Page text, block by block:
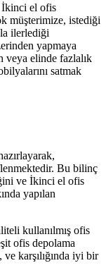
İkinci el ofis
müşterimize, istediği
ilerlediği
yapmaya
veya elinde fazlalık
satmak
Bu bilinç
ve İkinci el ofis
yapılan
kullanılmış ofis
ofis depolama
karşılığında iyi bir